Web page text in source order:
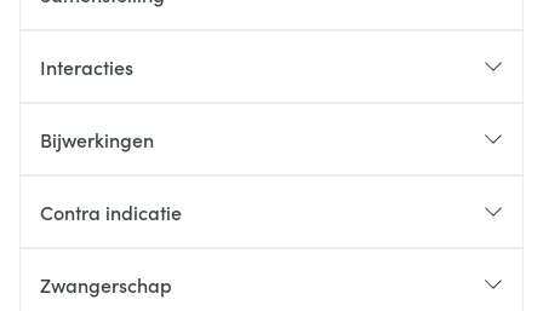
Interacties
Bijwerkingen
Contra indicatie
Zwangerschap